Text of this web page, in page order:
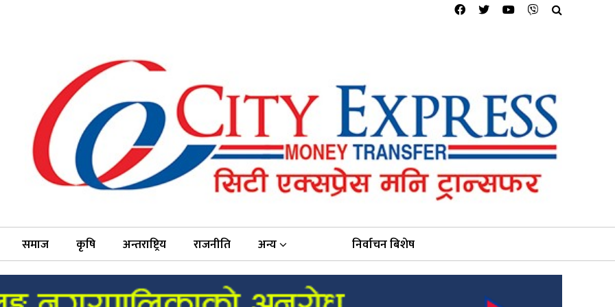
समाज कृषि अन्तराष्ट्रिय राजनीति अन्य निर्वाचन बिशेष